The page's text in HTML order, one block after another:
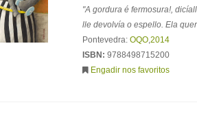
"A gordura é fermosura!,
lle devolvía o espello. Ela
Pontevedra: OQO,2014
ISBN: 9788498715200
Engadir nos favoritos